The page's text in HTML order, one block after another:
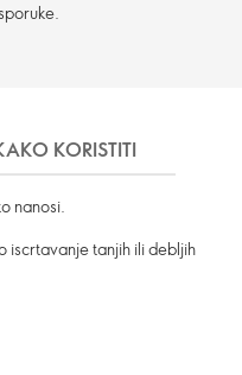
KORISTITI
nanosi.
iscrtavanje tanjih ili debljih